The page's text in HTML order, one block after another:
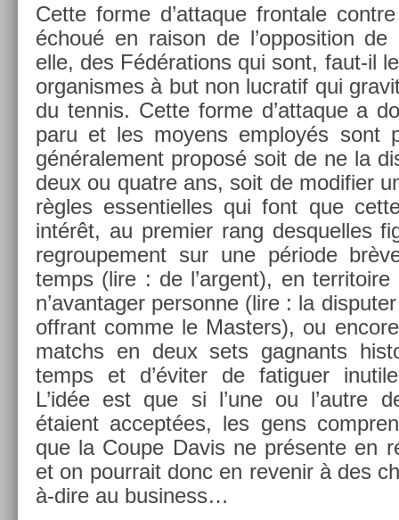
Cette forme d’at­taque fron­tale
échoué en raison de l’op­posi­tion
elle, des Fédéra­tions qui sont, faut-il
or­ganis­mes à but non luc­ratif qui
du ten­nis. Cette forme d’at­taque a
paru et les moyens em­ployés sont
générale­ment pro­posé soit de ne la
deux ou quat­re ans, soit de modifi­er
règles es­sentiel­les qui font que
intérêt, au pre­mi­er rang de­squel­les
re­groupe­ment sur une période
temps (lire : de l’ar­gent), en
n’avan­tag­er per­son­ne (lire : la
of­frant comme le Mast­ers), ou
matchs en deux sets gag­nants
temps et d’éviter de fatigu­er
L’idée est que si l’une ou l’autre
étaient ac­ceptées, les gens
que la Coupe Davis ne présente en
et on pour­rait donc en re­venir à des
à-dire au busi­ness…